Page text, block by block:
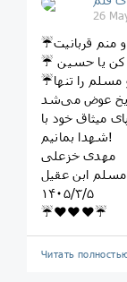
26
منم قربانیت
کن یا حسین
☔️اگر کوفیان پیمان نمی‌شکستند و مسلم را تنها
میثاق خود با
شهدا بمانیم!
مهدی خزعلی
ابن عقیل
١۴٠۵/٣/۵
☔️❤️❤️❤️☔️
Читать